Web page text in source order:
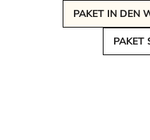
PAKET IN DEN
PAKET